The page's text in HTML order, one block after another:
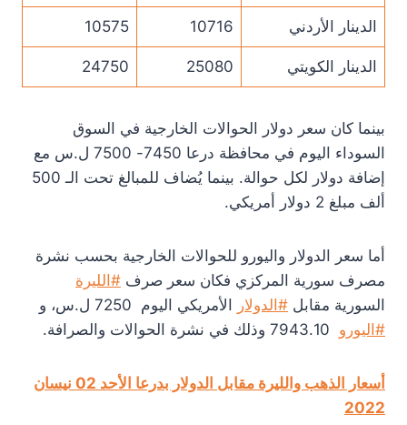
الدينار الأردني 10716
10575
الدينار الكويتي 25080
24750
بينما كان سعر دولار الحوالات الخارجية في السوق
السوداء اليوم في محافظة درعا 7450- 7500 ل.س مع
إضافة دولار لكل حوالة. بينما يُضاف للمبالغ تحت الـ 500
ألف مبلغ 2 دولار أمريكي.
أما سعر الدولار واليورو للحوالات الخارجية بحسب نشرة
مصرف سورية المركزي فكان سعر صرف #الليرة
السورية مقابل #الدولار الأمريكي اليوم 7250 ل.س، و
#اليورو
أسعار الذهب والليرة مقابل الدولار بدرعا الأحد 02 نيسان
2022